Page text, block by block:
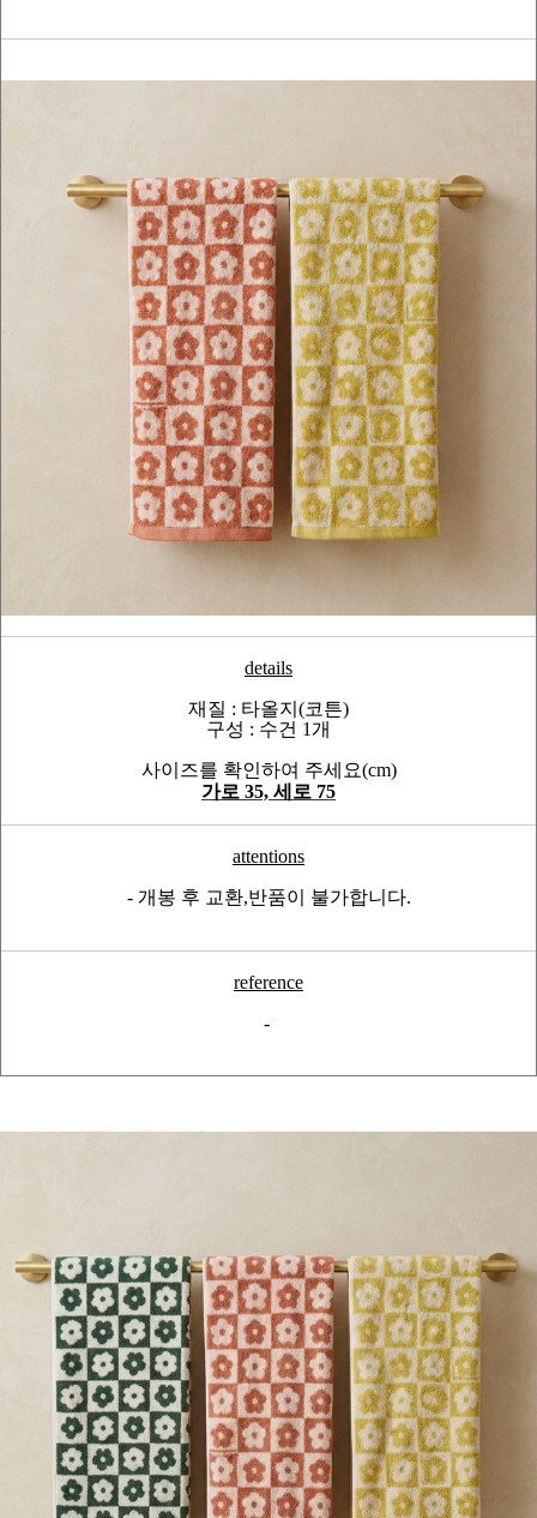
details
재질 : 타올지(코튼)
구성 : 수건 1개
사이즈를 확인하여 주세요(cm)
가로 35, 세로 75
attentions
- 개봉 후 교환,반품이 불가합니다.
reference
-